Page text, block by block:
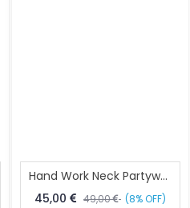
Hand Work Neck Partywear Kaftan Pant Set
45,00
49,00 (8% OFF)